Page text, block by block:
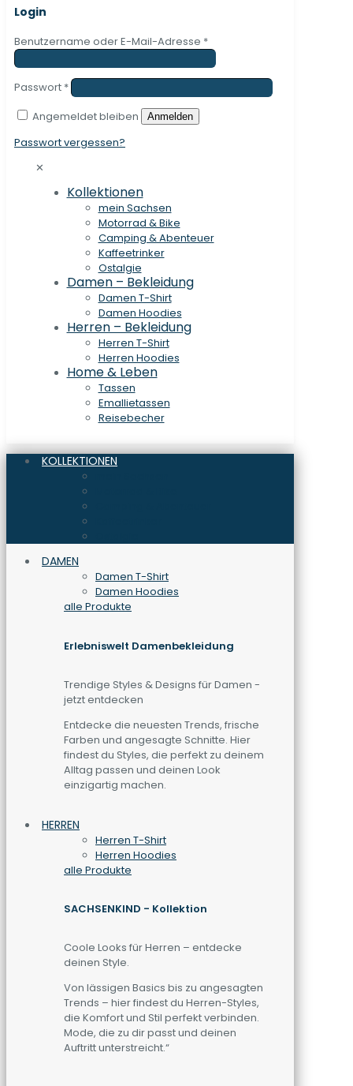
Login
Benutzername oder E-Mail-Adresse *
Passwort *
Angemeldet bleiben
Anmelden
Passwort vergessen?
✕
Kollektionen
mein Sachsen
Motorrad & Bike
Camping & Abenteuer
Kaffeetrinker
Ostalgie
Damen – Bekleidung
Damen T-Shirt
Damen Hoodies
Herren – Bekleidung
Herren T-Shirt
Herren Hoodies
Home & Leben
Tassen
Emallietassen
Reisebecher
KOLLEKTIONEN
DAMEN
Damen T-Shirt
Damen Hoodies
alle Produkte
Erlebniswelt Damenbekleidung
Trendige Styles & Designs für Damen -
jetzt entdecken
Entdecke die neuesten Trends, frische
Farben und angesagte Schnitte. Hier
findest du Styles, die perfekt zu deinem
Alltag passen und deinen Look
einzigartig machen.
HERREN
Herren T-Shirt
Herren Hoodies
alle Produkte
SACHSENKIND - Kollektion
Coole Looks für Herren – entdecke
deinen Style.
Von lässigen Basics bis zu angesagten
Trends – hier findest du Herren-Styles,
die Komfort und Stil perfekt verbinden.
Mode, die zu dir passt und deinen
Auftritt unterstreicht.“